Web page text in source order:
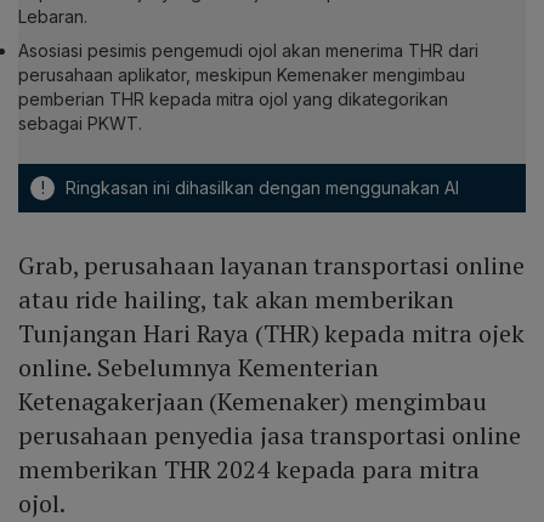
Lebaran.
Asosiasi pesimis pengemudi ojol akan menerima THR dari
perusahaan aplikator, meskipun Kemenaker mengimbau
pemberian THR kepada mitra ojol yang dikategorikan
sebagai PKWT.
! Ringkasan ini dihasilkan dengan menggunakan AI
Grab, perusahaan layanan transportasi online
atau ride hailing, tak akan memberikan
Tunjangan Hari Raya (THR) kepada mitra ojek
online. Sebelumnya Kementerian
Ketenagakerjaan (Kemenaker) mengimbau
perusahaan penyedia jasa transportasi online
memberikan THR 2024 kepada para mitra
ojol.